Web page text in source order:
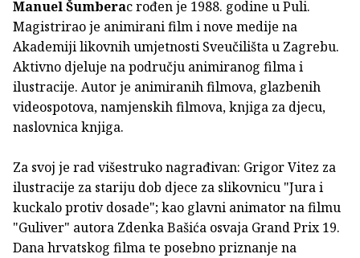
Manuel Šumberac rođen je 1988. godine u Puli.
Magistrirao je animirani film i nove medije na
Akademiji likovnih umjetnosti Sveučilišta u Zagrebu.
Aktivno djeluje na području animiranog filma i
ilustracije. Autor je animiranih filmova, glazbenih
videospotova, namjenskih filmova, knjiga za djecu,
naslovnica knjiga.
Za svoj je rad višestruko nagrađivan: Grigor Vitez za
ilustracije za stariju dob djece za slikovnicu "Jura i
kuckalo protiv dosade"; kao glavni animator na filmu
"Guliver" autora Zdenka Bašića osvaja Grand Prix 19.
Dana hrvatskog filma te posebno priznanje na